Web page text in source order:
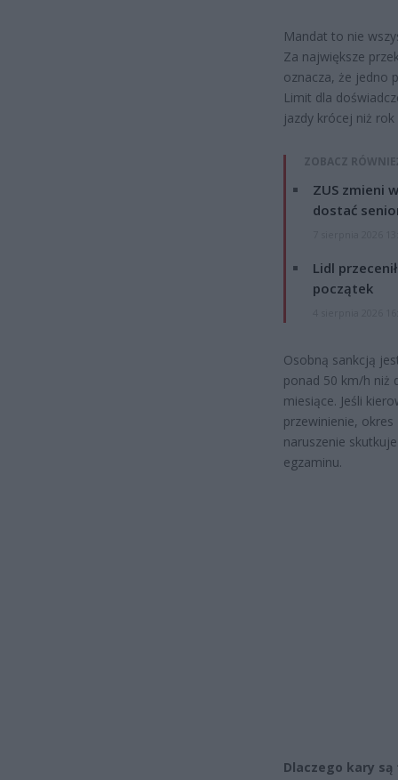
Mandat to nie
Za największe
oznacza, że jedno
Limit dla
jazdy krócej niż
ZOBACZ
ZUS zmieni
dostać
Lidl
początek
Osobną sankcją
ponad 50 km/h niż
miesiące. Jeśli
przewinienie, okres
naruszenie
egzaminu.
Dlaczego kary